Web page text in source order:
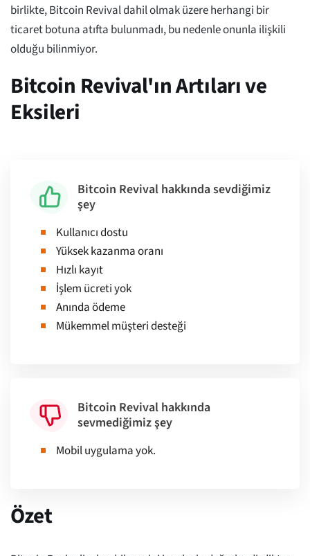
birlikte, Bitcoin Revival dahil olmak üzere herhangi bir
ticaret botuna atıfta bulunmadı, bu nedenle onunla ilişkili
olduğu bilinmiyor.
Bitcoin Revival'ın Artıları ve
Eksileri
Bitcoin Revival hakkında sevdiğimiz
şey
Kullanıcı dostu
Yüksek kazanma oranı
Hızlı kayıt
İşlem ücreti yok
Anında ödeme
Mükemmel müşteri desteği
Bitcoin Revival hakkında
sevmediğimiz şey
Mobil uygulama yok.
Özet